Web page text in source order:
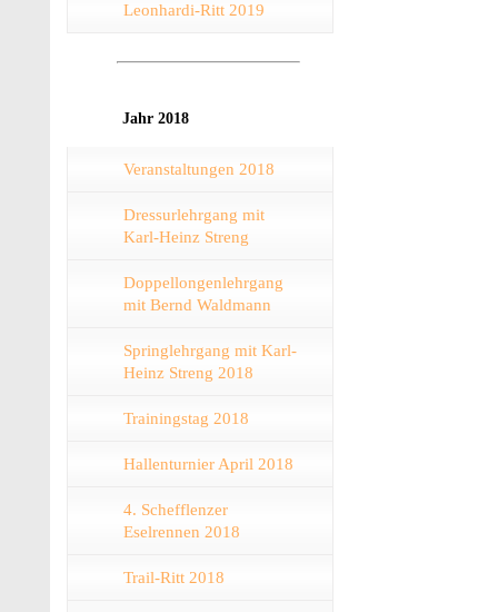
Leonhardi-Ritt 2019
Jahr 2018
Veranstaltungen 2018
Dressurlehrgang mit
Karl-Heinz Streng
Doppellongenlehrgang
mit Bernd Waldmann
Springlehrgang mit Karl-
Heinz Streng 2018
Trainingstag 2018
Hallenturnier April 2018
4. Schefflenzer
Eselrennen 2018
Trail-Ritt 2018